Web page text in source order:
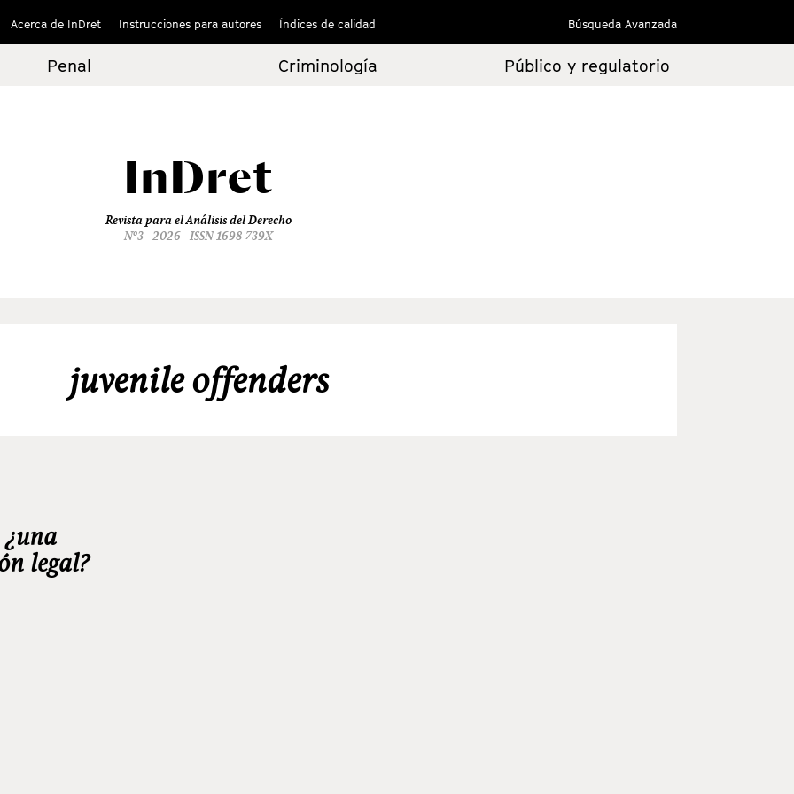
Acerca de InDret Instrucciones para autores Índices de calidad Búsqueda Avanzada
Penal Criminología Público y regulatorio
InDret
Revista para el Análisis del Derecho
Nº3 - 2026 - ISSN 1698-739X
juvenile offenders
¿una
legal?